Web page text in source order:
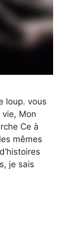
loup. vous
Mon
Ce à
mêmes
je sais